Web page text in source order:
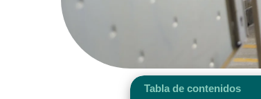
Tabla de contenidos